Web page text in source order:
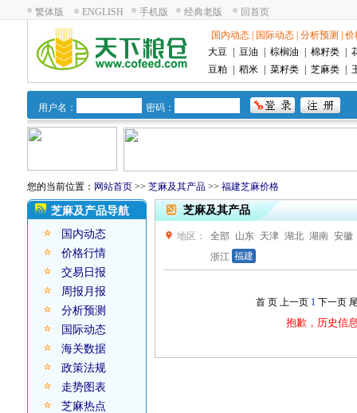
繁体版 ENGLISH 手机版 经典老版 回首页
国内动态 国际动态 分析预测
价
大豆
豆油 棕榈油 棉籽类
豆粕
稻米 菜籽类 芝麻类
用户名： 密码：
您的当前位置： 网站首页 >> 芝麻及其产品 >> 福建芝麻价格
芝麻及产品导航
国内动态
价格行情
交易日报
周报月报
分析预测
国际动态
海关数据
政策法规
走势图表
芝麻热点
芝麻及其产品
地区： 全部 山东 天津 湖北 湖南 安徽
浙江 福建
首 页 上一页 1 下一页
抱歉，历史信